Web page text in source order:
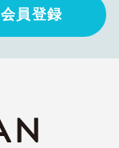
会員登録